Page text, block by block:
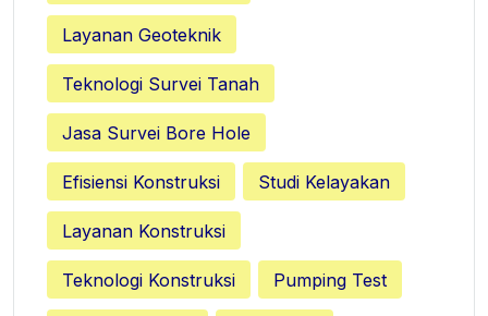
Layanan Geoteknik
Teknologi Survei Tanah
Jasa Survei Bore Hole
Efisiensi Konstruksi Studi Kelayakan
Layanan Konstruksi
Teknologi Konstruksi Pumping Test